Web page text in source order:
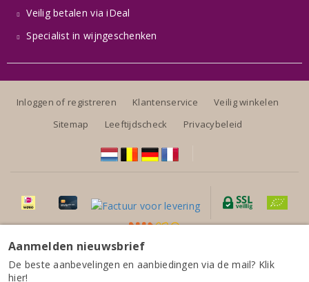
Casa Giona Veneto Rosso Riposato 2022
Veilig betalen via iDeal
Specialist in wijngeschenken
Inloggen of registreren Klantenservice
Veilig winkelen
Sitemap
Leeftijdscheck Privacybeleid
Aanmelden nieuwsbrief
De beste aanbevelingen en aanbiedingen via de mail? Klik
hier!